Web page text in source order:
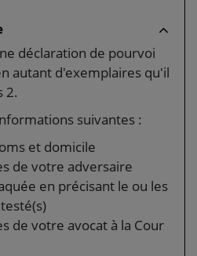
déclaration de pourvoi
autant d'exemplaires qu'il
2.
suivantes :
et domicile
de votre adversaire
en précisant le ou les
de votre avocat à la Cour